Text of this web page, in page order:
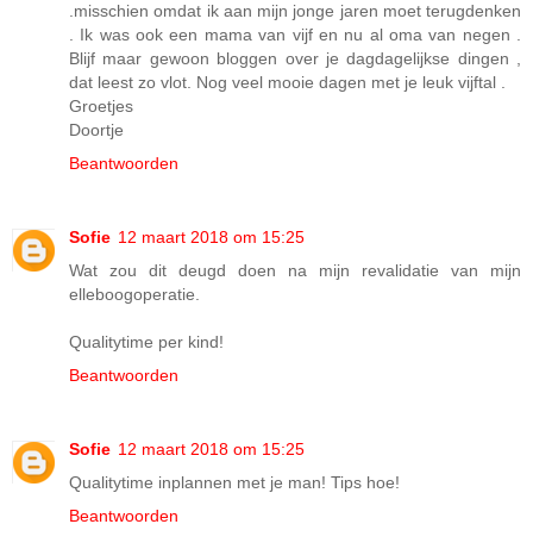
.misschien omdat ik aan mijn jonge jaren moet terugdenken
. Ik was ook een mama van vijf en nu al oma van negen .
Blijf maar gewoon bloggen over je dagdagelijkse dingen ,
dat leest zo vlot. Nog veel mooie dagen met je leuk vijftal .
Groetjes
Doortje
Beantwoorden
Sofie 12 maart 2018 om 15:25
Wat zou dit deugd doen na mijn revalidatie van mijn
elleboogoperatie.
Qualitytime per kind!
Beantwoorden
Sofie 12 maart 2018 om 15:25
Qualitytime inplannen met je man! Tips hoe!
Beantwoorden